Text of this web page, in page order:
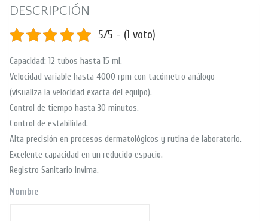
DESCRIPCIÓN
5/5 - (1 voto)
Capacidad: 12 tubos hasta 15 ml.
Velocidad variable hasta 4000 rpm con tacómetro análogo
(visualiza la velocidad exacta del equipo).
Control de tiempo hasta 30 minutos.
Control de estabilidad.
Alta precisión en procesos dermatológicos y rutina de laboratorio.
Excelente capacidad en un reducido espacio.
Registro Sanitario Invima.
Nombre